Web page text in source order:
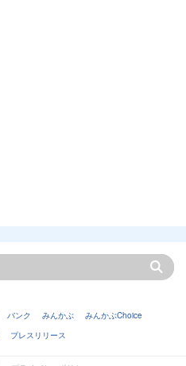
バンク みんかぶ
みんかぶChoice
プレスリリース